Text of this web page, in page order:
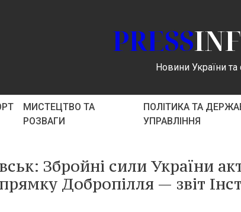
PRESS
Новини України та
МИСТЕЦТВО ТА
РОЗВАГИ
ПОЛІТИКА ТА
УПРАВЛІННЯ
Збройні сили України
Добропілля — звіт